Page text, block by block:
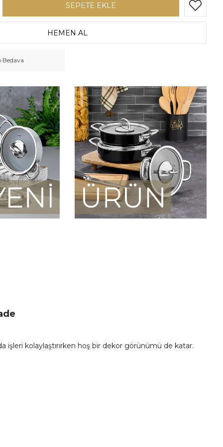
Bedava
işleri kolaylaştırırken hoş bir dekor görünümü de katar.